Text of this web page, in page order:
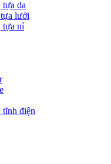
tựa da
lưới
tựa nỉ
tĩnh điện